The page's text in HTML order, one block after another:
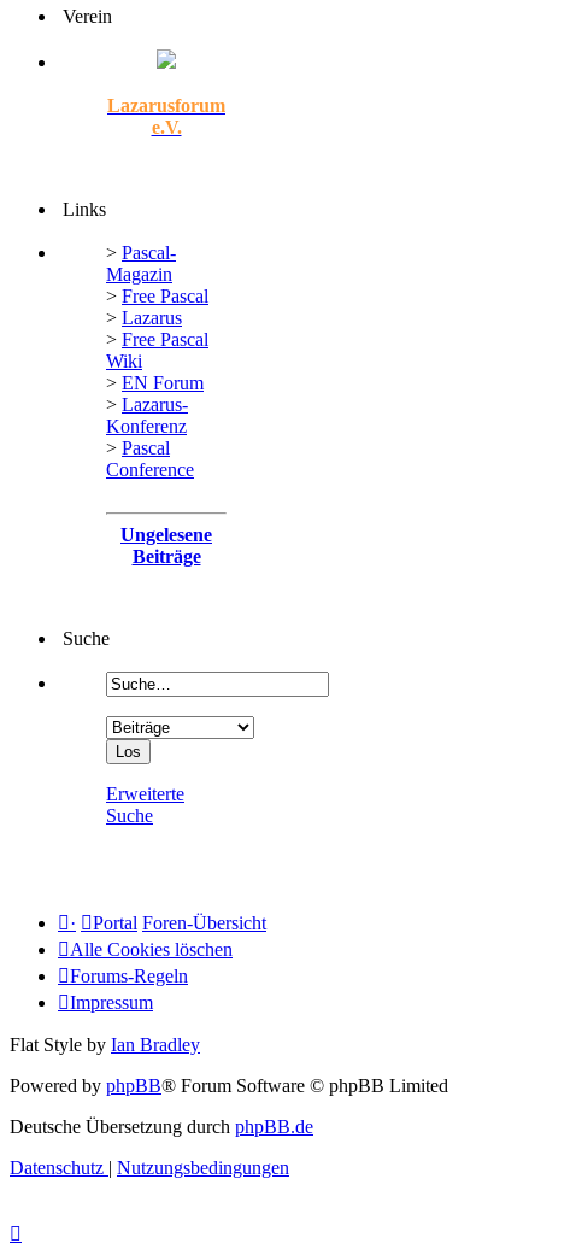
Verein
Lazarusforum
e.V.
Links
> Pascal-
Magazin
> Free Pascal
> Lazarus
> Free Pascal
Wiki
> EN Forum
> Lazarus-
Konferenz
> Pascal
Conference
Ungelesene
Beiträge
Suche
Erweiterte
Suche
· Portal Foren-Übersicht
Alle Cookies löschen
Forums-Regeln
Impressum
Flat Style by Ian Bradley
Powered by phpBB® Forum Software © phpBB Limited
Deutsche Übersetzung durch phpBB.de
Datenschutz | Nutzungsbedingungen